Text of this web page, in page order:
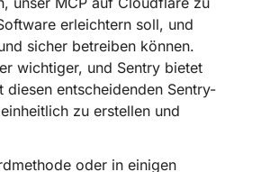
erleichtern soll, und
sicher betreiben können.
wichtiger, und Sentry bietet
entscheidenden Sentry-
zu erstellen und
oder in einigen